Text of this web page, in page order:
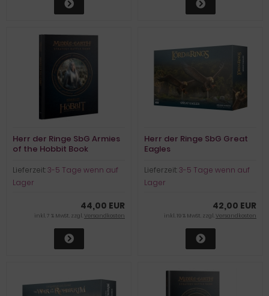
Herr der Ringe SbG Armies
of the Hobbit Book
Lieferzeit:3-5 Tage wenn auf
Lager
44,00 EUR
inkl. 7 % MwSt. zzgl.Versandkosten
Herr der Ringe SbG Great
Eagles
Lieferzeit:3-5 Tage wenn auf
Lager
42,00 EUR
inkl. 19 % MwSt. zzgl.Versandkosten